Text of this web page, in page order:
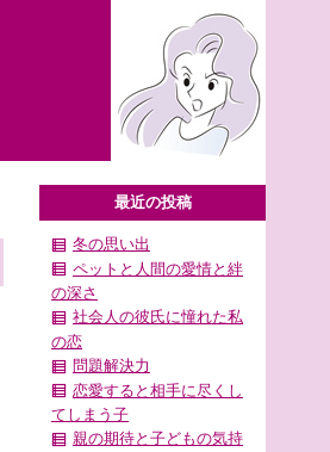
最近の投稿
冬の思い出
ペットと人間の愛情と絆
の深さ
社会人の彼氏に憧れた私
の恋
問題解決力
恋愛すると相手に尽くし
てしまう子
親の期待と子どもの気持